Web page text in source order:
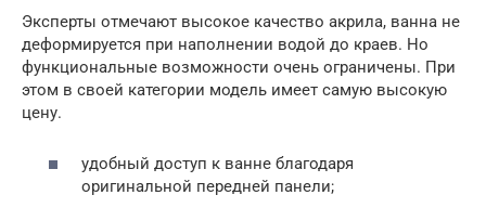
Эксперты отмечают высокое качество акрила, ванна не
деформируется при наполнении водой до краев. Но
функциональные возможности очень ограничены. При
этом в своей категории модель имеет самую высокую
цену.
удобный доступ к ванне благодаря
оригинальной передней панели;